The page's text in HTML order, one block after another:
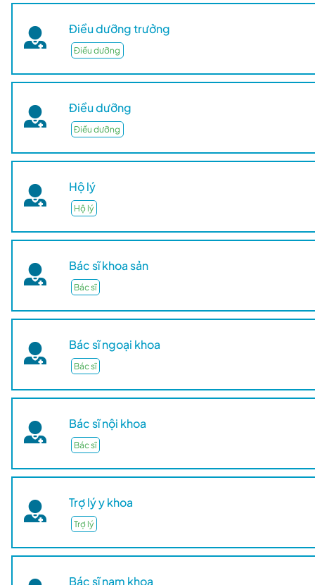
Điều dưỡng trưởng
Điều dưỡng
Điều dưỡng
Điều dưỡng
Hộ lý
Hộ lý
Bác sĩ khoa sản
Bác sĩ
Bác sĩ ngoại khoa
Bác sĩ
Bác sĩ nội khoa
Bác sĩ
Trợ lý y khoa
Trợ lý
Bác sĩ nam khoa